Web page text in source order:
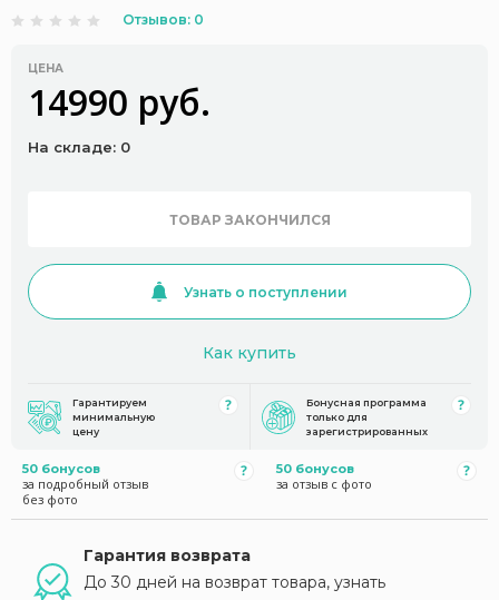
Отзывов: 0
ЦЕНА
14990 руб.
На складе: 0
ТОВАР ЗАКОНЧИЛСЯ
Узнать о поступлении
Как купить
Гарантируем
минимальную
цену
Бонусная программа
только для
зарегистрированных
50 бонусов
за подробный отзыв
без фото
50 бонусов
за отзыв с фото
Гарантия возврата
До 30 дней на возврат товара, узнать